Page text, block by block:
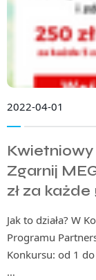
2022-04-01
Kwietniowy
Zgarnij
zł za
Jak to działa? W
Programu
Konkursu: od 1
…